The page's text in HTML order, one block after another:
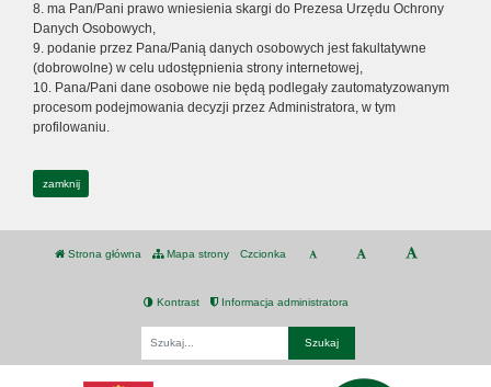
8. ma Pan/Pani prawo wniesienia skargi do Prezesa Urzędu Ochrony
Danych Osobowych,
9. podanie przez Pana/Panią danych osobowych jest fakultatywne
(dobrowolne) w celu udostępnienia strony internetowej,
10. Pana/Pani dane osobowe nie będą podlegały zautomatyzowanym
procesom podejmowania decyzji przez Administratora, w tym
profilowaniu.
zamknij
Strona główna Mapa strony Czcionka
Kontrast Informacja administratora